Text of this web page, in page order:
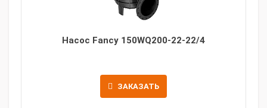
Насос Fancy 150WQ200-22-22/4
ЗАКАЗАТЬ